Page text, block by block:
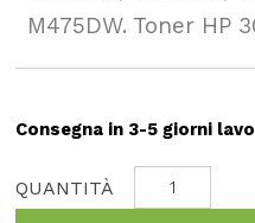
M475DW. Toner HP
Consegna in 3-5 giorni